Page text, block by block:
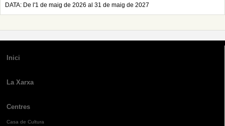
DATA: De l'1 de maig de 2026 al 31 de maig de 2027
Inici
La Xarxa
Centres
Casa de Cultura